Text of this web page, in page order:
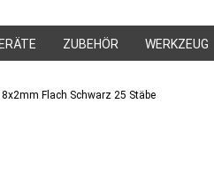
ZUBEHÖR WERKZEUG
Flach Schwarz 25 Stäbe